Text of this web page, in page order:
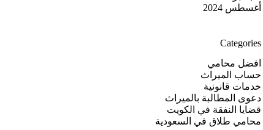
أغسطس 2024
Categories
افضل محامي
حساب الميراث
خدمات قانونية
دعوى المطالبة بالميراث
قضايا النفقة في الكويت
محامي طلاق في السعودية